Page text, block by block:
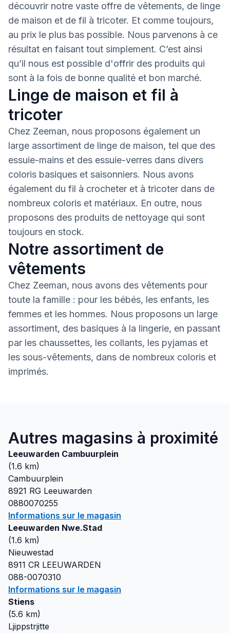
découvrir notre vaste offre de vêtements, de linge
de maison et de fil à tricoter. Et comme toujours,
au prix le plus bas possible. Nous parvenons à ce
résultat en faisant tout simplement. C’est ainsi
qu’il nous est possible d'offrir des produits qui
sont à la fois de bonne qualité et bon marché.
Linge de maison et fil à
tricoter
Chez Zeeman, nous proposons également un
large assortiment de linge de maison, tel que des
essuie-mains et des essuie-verres dans divers
coloris basiques et saisonniers. Nous avons
également du fil à crocheter et à tricoter dans de
nombreux coloris et matériaux. En outre, nous
proposons des produits de nettoyage qui sont
toujours en stock.
Notre assortiment de
vêtements
Chez Zeeman, nous avons des vêtements pour
toute la famille : pour les bébés, les enfants, les
femmes et les hommes. Nous proposons un large
assortiment, des basiques à la lingerie, en passant
par les chaussettes, les collants, les pyjamas et
les sous-vêtements, dans de nombreux coloris et
imprimés.
Autres magasins à proximité
Leeuwarden Cambuurplein
(1.6 km)
Cambuurplein
8921 RG Leeuwarden
0880070255
Informations sur le magasin
Leeuwarden Nwe.Stad
(1.6 km)
Nieuwestad
8911 CR LEEUWARDEN
088-0070310
Informations sur le magasin
Stiens
(5.6 km)
Ljippstrjitte